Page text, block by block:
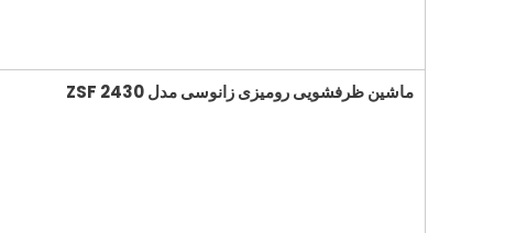
ماشین ظرفشویی رومیزی زانوسی مدلZSF 2430